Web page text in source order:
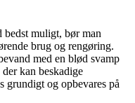
bedst muligt, bør man
brug og rengøring.
med en blød svamp
kan beskadige
grundigt og opbevares på